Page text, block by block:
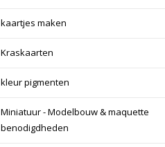
kaartjes maken
Kraskaarten
kleur pigmenten
Miniatuur - Modelbouw & maquette
benodigdheden